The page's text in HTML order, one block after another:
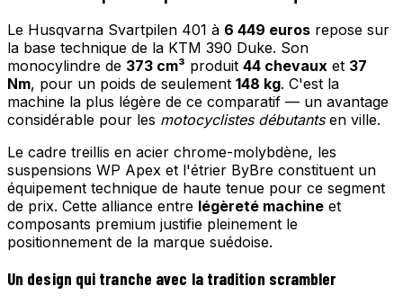
Le Husqvarna Svartpilen 401 à 6 449 euros repose sur
la base technique de la KTM 390 Duke. Son
monocylindre de 373 cm³ produit 44 chevaux et 37
Nm, pour un poids de seulement 148 kg. C'est la
machine la plus légère de ce comparatif — un avantage
considérable pour les motocyclistes débutantsen ville.
Le cadre treillis en acier chrome-molybdène, les
suspensions WP Apex et l'étrier ByBre constituent un
équipement technique de haute tenue pour ce segment
de prix. Cette alliance entre légèreté machine et
composants premium justifie pleinement le
positionnement de la marque suédoise.
Un design qui tranche avec la tradition scrambler